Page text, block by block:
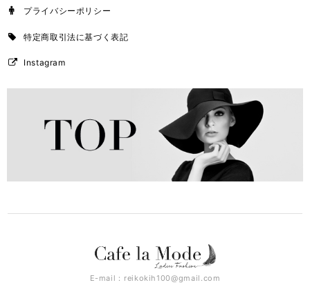
プライバシーポリシー
特定商取引法に基づく表記
Instagram
E-mail： reikokih100@gmail.com